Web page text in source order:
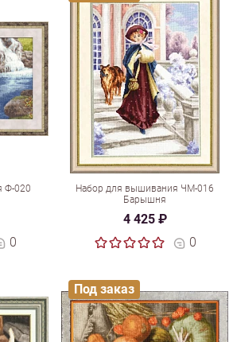
Ф-020
0
Набор для вышивания ЧМ-016
Барышня
4 425 ₽
0
Под заказ